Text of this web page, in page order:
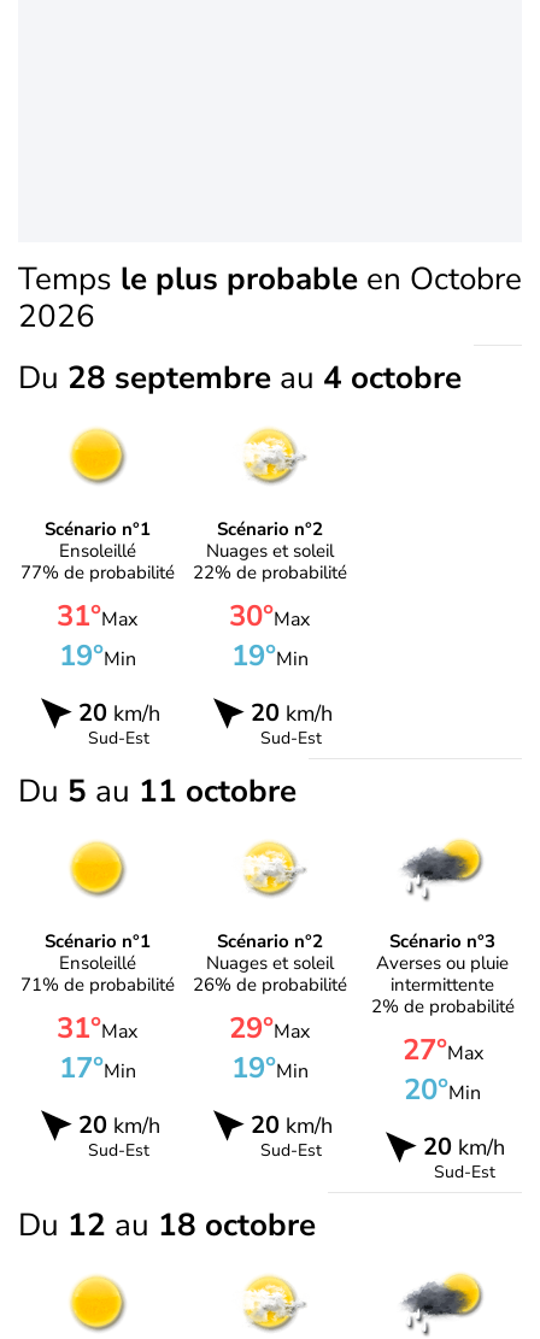
Temps le plus probable en Octobre
2026
Du 28 septembre au 4 octobre
Scénario n°1
Ensoleillé
77% de probabilité
31°Max
19°Min
20km/h
Sud-Est
Scénario n°2
Nuages et soleil
22% de probabilité
30°Max
19°Min
20km/h
Sud-Est
Du 5 au 11 octobre
Scénario n°1
Ensoleillé
71% de probabilité
31°Max
17°Min
20km/h
Sud-Est
Scénario n°2
Nuages et soleil
26% de probabilité
29°Max
19°Min
20km/h
Sud-Est
Scénario n°3
Averses ou pluie
intermittente
2% de probabilité
27°Max
20°Min
20 km/h
Sud-Est
Du 12 au 18 octobre